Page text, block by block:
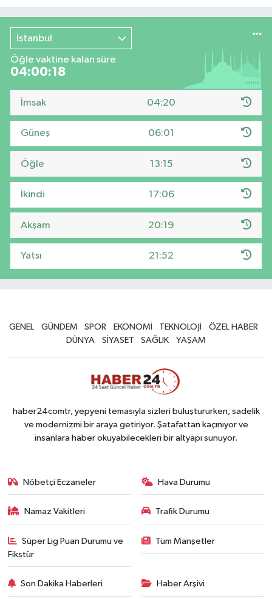
İstanbul
Öğle vaktine kalan süre
04:00:17
İmsak 04:20
Güneş 06:01
Öğle 13:15
İkindi 17:06
Akşam 20:19
Yatsı 21:52
GENEL GÜNDEM SPOR EKONOMİ TEKNOLOJİ
ÖZEL HABER
DÜNYA
SİYASET SAĞLIK YAŞAM
haber24comtr, yepyeni temasıyla sizleri buluştururken, sadelik
ve modernizmi bir araya getiriyor. Şatafattan kaçınıyor ve
insanlara haber okuyabilecekleri bir altyapı sunuyor.
Nöbetçi Eczaneler Hava Durumu
Namaz Vakitleri Trafik Durumu
Süper Lig Puan Durumu ve
Fikstür
Tüm Manşetler
Son Dakika Haberleri Haber Arşivi